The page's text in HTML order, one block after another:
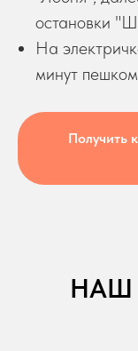
остановки
На
минут
Получить
НАШ